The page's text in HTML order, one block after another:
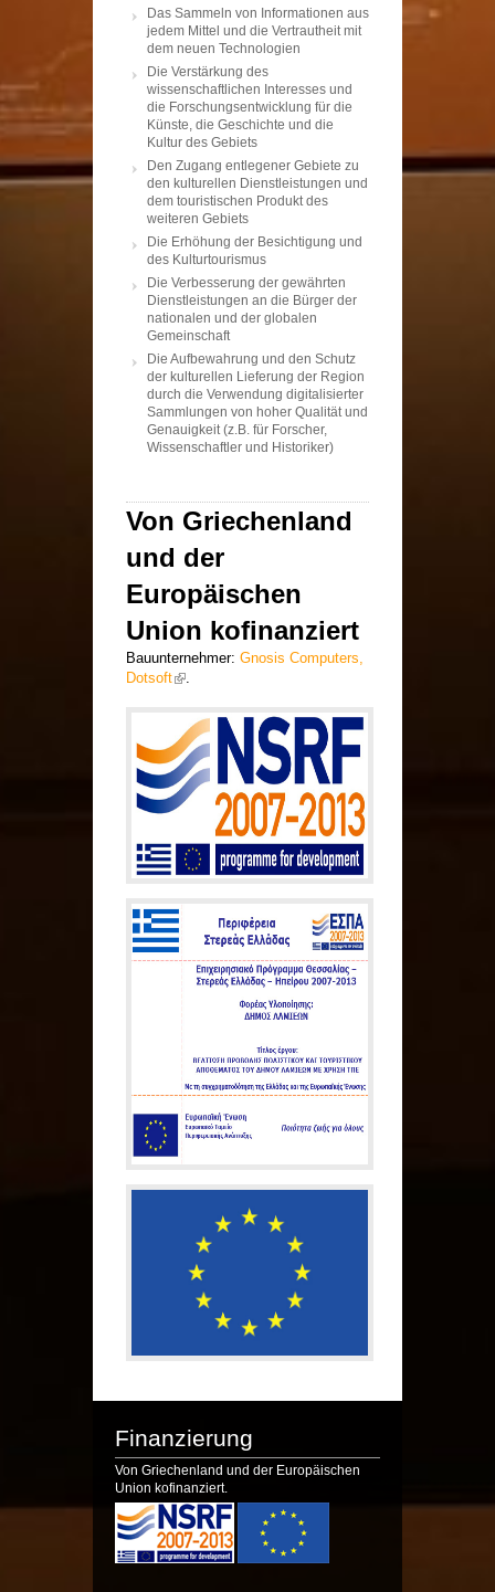
Das Sammeln von Informationen aus
jedem Mittel und die Vertrautheit mit
dem neuen Technologien
Die Verstärkung des
wissenschaftlichen Interesses und
die Forschungsentwicklung für die
Künste, die Geschichte und die
Kultur des Gebiets
Den Zugang entlegener Gebiete zu
den kulturellen Dienstleistungen und
dem touristischen Produkt des
weiteren Gebiets
Die Erhöhung der Besichtigung und
des Kulturtourismus
Die Verbesserung der gewährten
Dienstleistungen an die Bürger der
nationalen und der globalen
Gemeinschaft
Die Aufbewahrung und den Schutz
der kulturellen Lieferung der Region
durch die Verwendung digitalisierter
Sammlungen von hoher Qualität und
Genauigkeit (z.B. für Forscher,
Wissenschaftler und Historiker)
Von Griechenland
und der
Europäischen
Union kofinanziert
Bauunternehmer: Gnosis Computers,
Dotsoft(Link ist extern)
.
Finanzierung
Von Griechenland und der Europäischen
Union kofinanziert.